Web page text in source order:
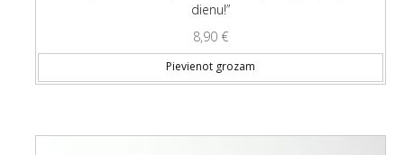
dienu!”
8,90 €
Pievienot grozam